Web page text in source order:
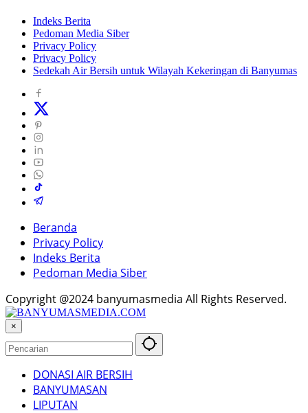
Indeks Berita
Pedoman Media Siber
Privacy Policy
Privacy Policy
Sedekah Air Bersih untuk Wilayah Kekeringan di Banyumas
Beranda
Privacy Policy
Indeks Berita
Pedoman Media Siber
Copyright @2024 banyumasmedia All Rights Reserved.
×
DONASI AIR BERSIH
BANYUMASAN
LIPUTAN